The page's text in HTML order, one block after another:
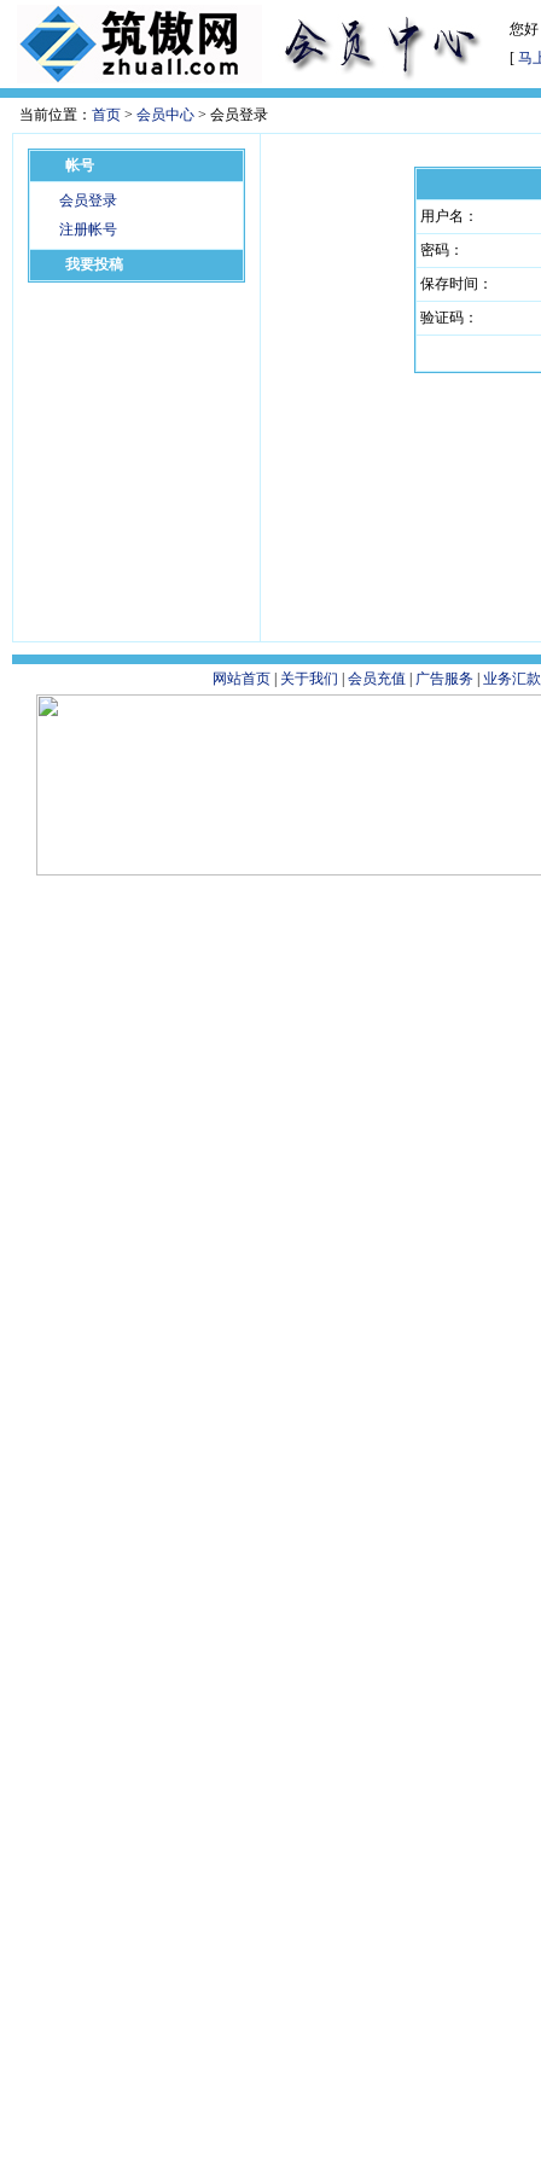
您
[ 马
当前位置： 首页 > 会员中心 > 会员登录
帐号
会员登录
注册帐号
我要投稿
用户名：
密码：
保存时间：
验证码：
网站首页| 关于我们 会员充值 广告服务| 业务汇款